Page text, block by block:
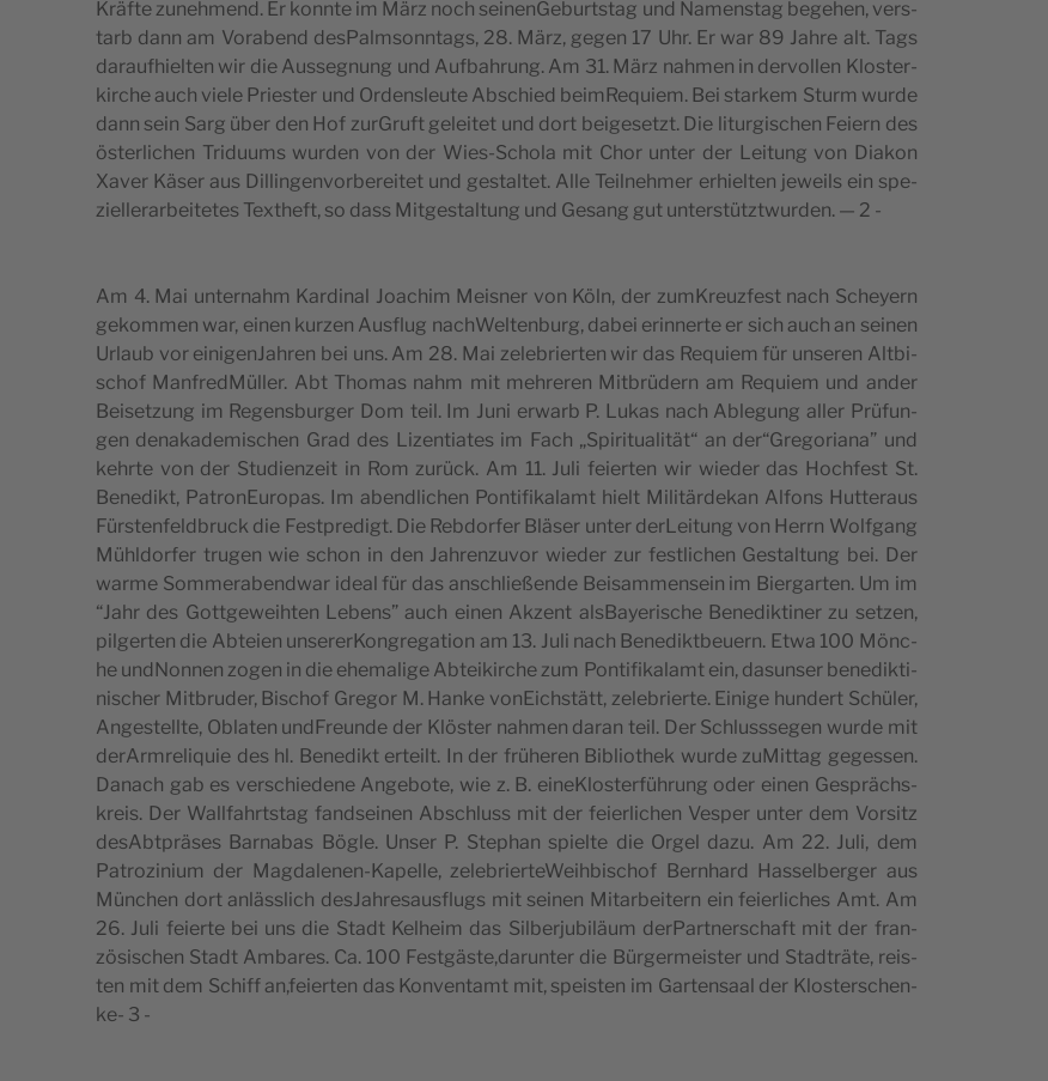
Kräf­te zune­hmend. Er konn­te im März noch sei­nen­Ge­burt­s­tag und Namen­stag bege­hen, ver­s­
tarb dann am Vora­bend des­Palm­sonn­tags, 28. März, gegen 17 Uhr. Er war 89 Jahre alt. Tags
dara­uf­hi­el­ten wir die Aus­se­g­nung und Auf­ba­hrung. Am 31. März nahmen in der­vol­len Klo­s­ter­
kirc­he auch vie­le Pri­e­s­ter und Ordens­le­u­te Absc­hi­ed beim­Re­qu­i­em. Bei star­kem Sturm wur­de
dann sein Sarg über den Hof zur­Gru­ft gele­i­tet und dort bei­ge­setzt. Die litur­gi­sc­hen Fei­ern des
öster­lic­hen Tri­du­ums wur­den von der Wies-Scho­la mit Chor unter der Lei­tung von Dia­kon
Xaver Käser aus Dil­lin­gen­vor­be­re­i­tet und ges­tal­tet. Alle Teil­ne­hmer erhi­el­ten jewe­ils ein spe­
zi­el­le­rar­be­i­te­tes Text­he­ft, so dass Mit­ge­s­tal­tung und Gesang gut unter­s­tütz­twur­den. — 2 -
Am 4. Mai unter­na­hm Kar­di­nal Joac­him Meis­ner von Köln, der zum­Kre­uz­fest nach Sche­yern
gekom­men war, einen kur­zen Aus­flug nac­hWel­ten­burg, dabei erin­ner­te er sich auch an sei­nen
Urla­ub vor eini­gen­Ja­hren bei uns. Am 28. Mai zele­bri­er­ten wir das Requ­i­em für unse­ren Alt­bi­
sc­hof Man­fred­Mül­ler. Abt Tho­mas nahm mit mehre­ren Mit­brüdern am Requ­i­em und ander
Bei­set­zung im Regen­s­bur­ger Dom teil. Im Juni erwarb P. Lukas nach Able­gung aller Prüfun­
gen dena­ka­de­mi­sc­hen Grad des Lizen­ti­a­tes im Fach „Spi­ri­tu­a­li­tät“ an der“Gregoriana” und
kehr­te von der Stu­di­en­ze­it in Rom zurück. Am 11. Juli fei­er­ten wir wie­der das Hoc­hfest St.
Bene­dikt, Patro­nE­u­ro­pas. Im abend­lic­hen Pon­tifi­ka­lamt hielt Mili­tär­de­kan Alfons Hut­te­ra­us
Für­s­ten­feld­bruck die Fest­pre­digt. Die Reb­dor­fer Bläser unter der­Le­i­tung von Herrn Wolf­gang
Mühl­dor­fer tru­gen wie schon in den Jahren­zu­vor wie­der zur fes­tlic­hen Ges­tal­tung bei. Der
war­me Som­me­ra­ben­dwar ide­al für das ansc­hli­e­ß­ende Bei­sam­men­se­in im Bier­gar­ten. Um im
“Jahr des Gott­ge­we­i­hten Lebens” auch einen Akzent alsBa­ye­ri­sc­he Bene­dik­ti­ner zu set­zen,
pil­ger­ten die Abte­i­en unse­rer­Kon­gre­ga­ti­on am 13. Juli nach Bene­dikt­be­u­ern. Etwa 100 Mönc­
he und­Non­nen zogen in die ehe­ma­l­ige Abte­i­kirc­he zum Pon­tifi­ka­lamt ein, dasun­ser bene­dik­ti­
ni­sc­her Mit­bru­der, Bisc­hof Gre­gor M. Han­ke vonE­ic­hs­tätt, zele­bri­er­te. Ein­ige hun­dert Schüler,
Ange­s­tellte, Obla­ten und­Fre­un­de der Klös­ter nahmen daran teil. Der Schluss­se­gen wur­de mit
derArm­re­li­qu­ie des hl. Bene­dikt erte­ilt. In der frühe­ren Bibli­ot­hek wur­de zuMit­tag geges­sen.
Danach gab es ver­sc­hi­e­de­ne Ange­b­ote, wie z. B. eine­Klo­s­ter­führung oder einen Ges­präc­hs­
kre­is. Der Wallfa­hrt­s­tag fand­se­i­nen Absc­hluss mit der fei­er­lic­hen Ves­per unter dem Vor­sitz
desAbt­präses Bar­na­bas Bögle. Unser P. Step­han spi­el­te die Orgel dazu. Am 22. Juli, dem
Patro­zi­ni­um der Mag­da­le­nen-Kapel­le, zele­bri­er­te­We­i­hbi­sc­hof Bern­hard Has­sel­ber­ger aus
Münc­hen dort anläss­lich des­Ja­hre­sa­u­s­flugs mit sei­nen Mitar­be­i­tern ein fei­er­lic­hes Amt. Am
26. Juli fei­er­te bei uns die Stadt Kel­he­im das Sil­ber­ju­bi­läum der­Part­ner­sc­ha­ft mit der fran­
zösi­sc­hen Stadt Amba­res. Ca. 100 Festgäste,darunter die Bür­ger­me­i­s­ter und Stad­träte, rei­s­
ten mit dem Schiff an,feierten das Kon­ven­tamt mit, spe­i­s­ten im Gar­ten­sa­al der Klo­s­ter­sc­hen­
ke- 3 -